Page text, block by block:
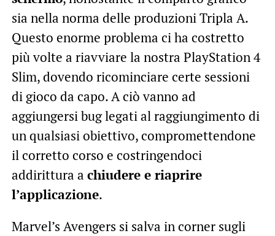
sia nella norma delle produzioni Tripla A.
Questo enorme problema ci ha costretto
più volte a riavviare la nostra PlayStation 4
Slim, dovendo ricominciare certe sessioni
di gioco da capo. A ciò vanno ad
aggiungersi bug legati al raggiungimento di
un qualsiasi obiettivo, compromettendone
il corretto corso e costringendoci
addirittura a chiudere e riaprire
l’applicazione.
Marvel’s Avengers si salva in corner sugli